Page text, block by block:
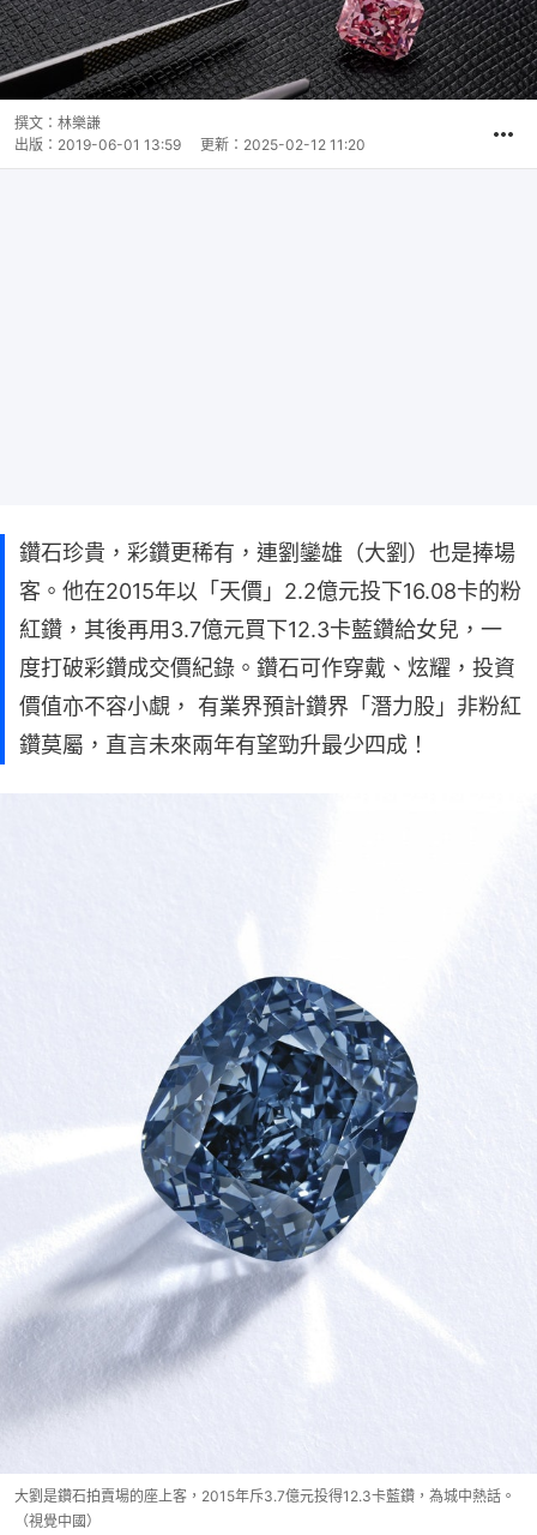
撰文： 林樂謙
出版： 2019-06-01 13:59 更新： 2025-02-12 11:20
鑽石珍貴，彩鑽更稀有，連劉鑾雄（大劉）也是捧場
客。他在2015年以「天價」2.2億元投下16.08卡的粉
紅鑽，其後再用3.7億元買下12.3卡藍鑽給女兒，一
度打破彩鑽成交價紀錄。鑽石可作穿戴、炫耀，投資
價值亦不容小覷， 有業界預計鑽界「潛力股」非粉紅
鑽莫屬，直言未來兩年有望勁升最少四成！
大劉是鑽石拍賣場的座上客，2015年斥3.7億元投得12.3卡藍鑽，為城中熱話。
（視覺中國）